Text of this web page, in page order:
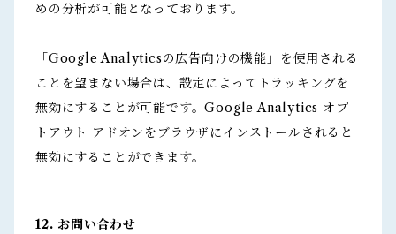
めの分析が可能となっております。
「Google Analyticsの広告向けの機能」を使用される
ことを望まない場合は、設定によってトラッキングを
無効にすることが可能です。Google Analytics オプ
トアウト アドオンをブラウザにインストールされると
無効にすることができます。
12. お問い合わせ